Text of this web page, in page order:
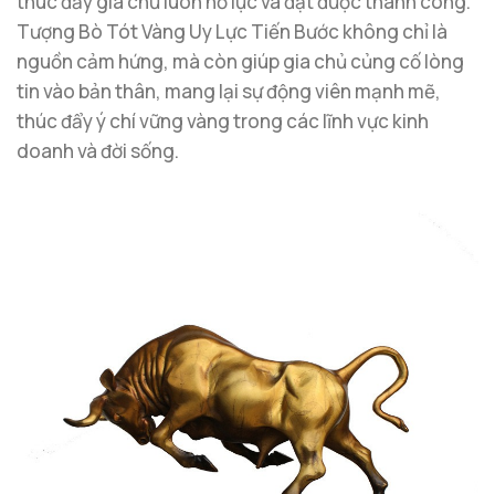
Tượng Bò Tót Vàng Uy Lực Tiến Bước không chỉ là
nguồn cảm hứng, mà còn giúp gia chủ củng cố lòng
tin vào bản thân, mang lại sự động viên mạnh mẽ,
thúc đẩy ý chí vững vàng trong các lĩnh vực kinh
doanh và đời sống.